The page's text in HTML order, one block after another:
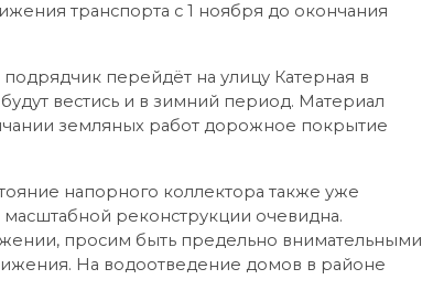
транспорта с 1 ноября до окончания
перейдёт на улицу Катерная в
вестись и в зимний период. Материал
земляных работ дорожное покрытие
напорного коллектора также уже
реконструкции очевидна.
просим быть предельно внимательными
На водоотведение домов в районе